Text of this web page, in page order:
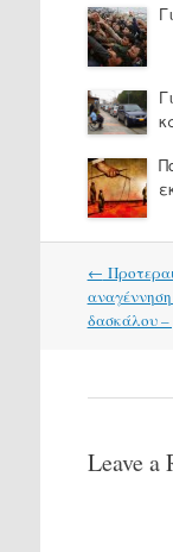
Post
navigation
←
δασκάλου
Leave a